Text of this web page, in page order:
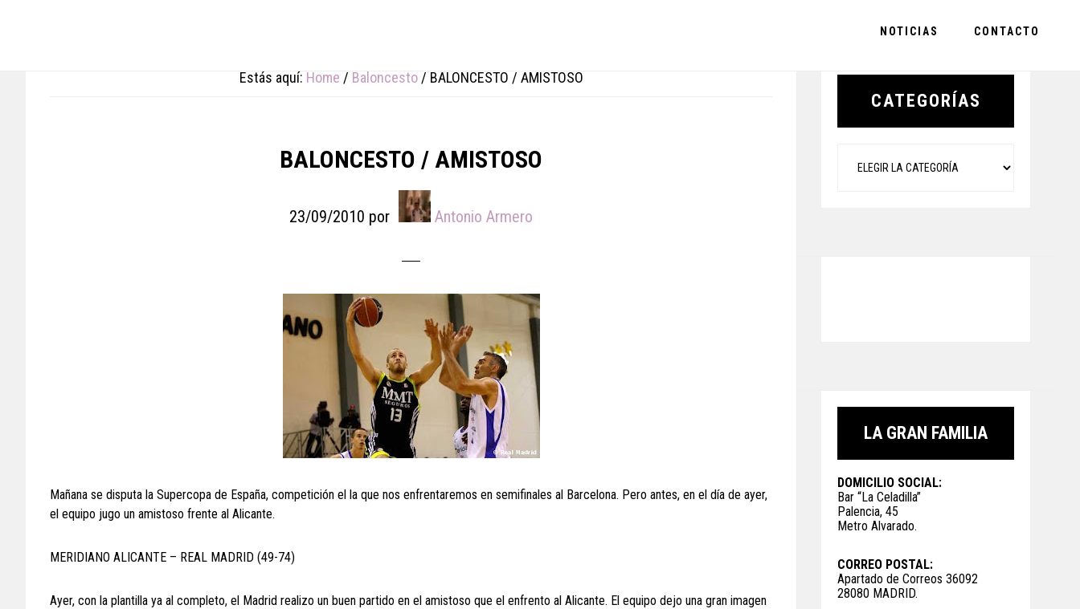
NOTICIAS CONTACTO
Estás aquí: Home / Baloncesto / BALONCESTO / AMISTOSO
BALONCESTO / AMISTOSO
23/09/2010 por Antonio Armero
Mañana se disputa la Supercopa de España, competición el la que nos enfrentaremos en semifinales al Barcelona. Pero antes, en el día de ayer,
el equipo jugo un amistoso frente al Alicante.
MERIDIANO ALICANTE – REAL MADRID (49-74)
Ayer, con la plantilla ya al completo, el Madrid realizo un buen partido en el amistoso que el enfrento al Alicante. El equipo dejo una gran imagen
Primary
CATEGORÍAS
LA GRAN FAMILIA
DOMICILIO SOCIAL:
Bar “La Celadilla”
Palencia, 45
Metro Alvarado.
CORREO POSTAL:
Apartado de Correos 36092
28080 MADRID.